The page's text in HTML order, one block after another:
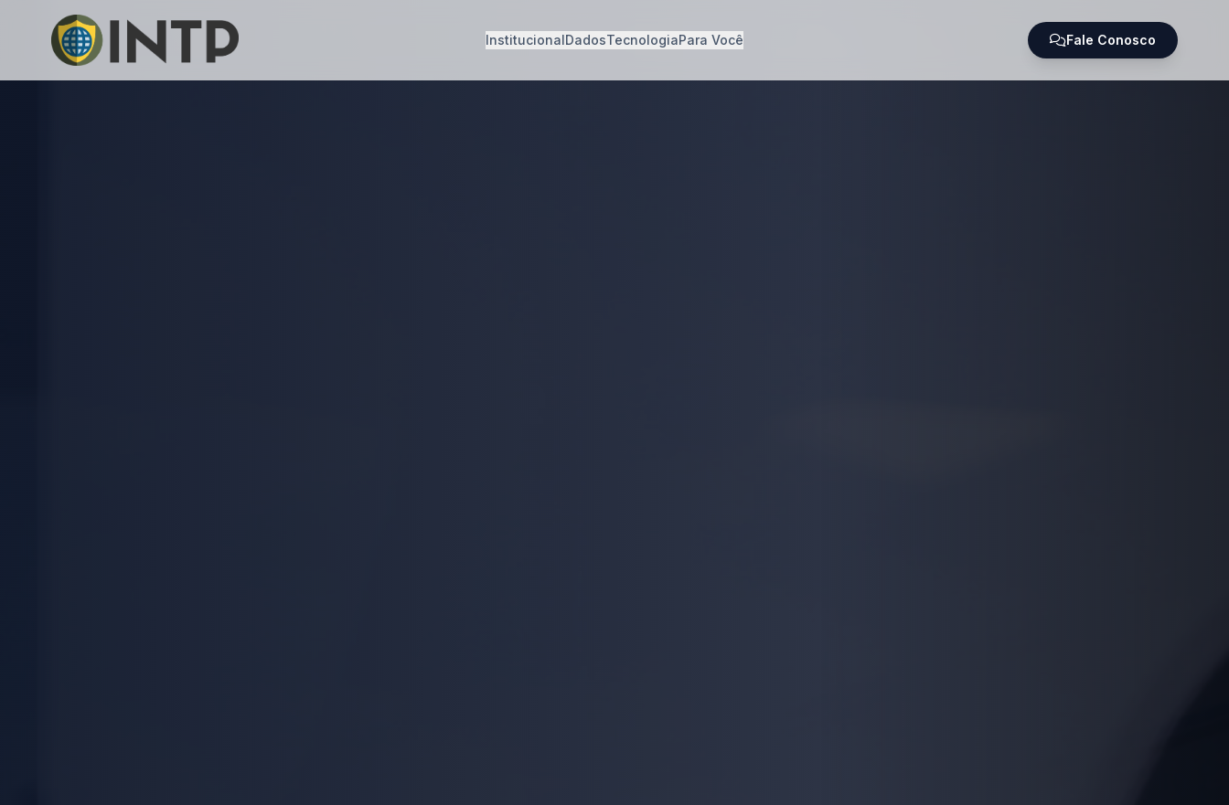
InstitucionalDadosTecnologiaPara Você Fale Conosco